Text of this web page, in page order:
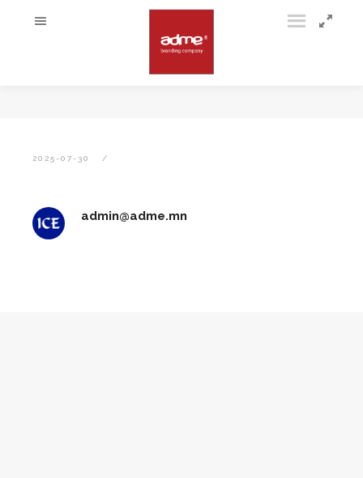
2025-07-30
admin@adme.mn